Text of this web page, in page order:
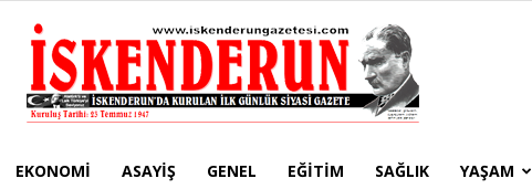
EKONOMI ASAYIŞ GENEL EĞITIM SAĞLIK YAŞAM